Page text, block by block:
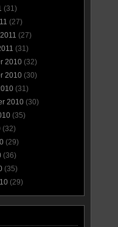
(31)
(27)
(27)
(31)
2010(32)
2010(30)
(31)
2010(30)
(35)
(32)
(29)
(36)
(35)
(29)